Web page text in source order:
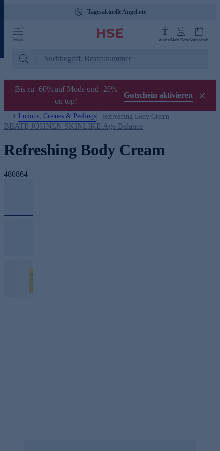
Tagesaktuelle Angebote
Menü AnsichtMein KontoWarenkorb
Bis zu -60% auf Mode und -20%
on top!
Gutschein aktivieren
Lotions, Cremes & Peelings Refreshing Body Cream
BEATE JOHNEN SKINLIKE Age Balance
Refreshing Body Cream
480864